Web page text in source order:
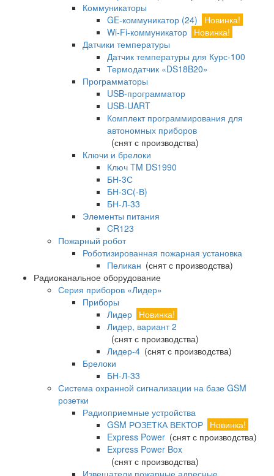
Коммуникаторы
GE-коммуникатор (24)
Новинка!
Wi-Fi-коммуникатор Новинка!
Датчики температуры
Датчик температуры для Курс-100
Термодатчик «DS18B20»
Программаторы
USB-программатор
USB-UART
Комплект программирования для
автономных приборов
(снят с производства)
Ключи и брелоки
Ключ TM DS1990
БН-3С
БН-3С(-В)
БН-Л-33
Элементы питания
CR123
Пожарный робот
Роботизированная пожарная установка
Пеликан (снят с производства)
Радиоканальное оборудование
Серия приборов «Лидер»
Приборы
Лидер Новинка!
Лидер, вариант 2
(снят с производства)
Лидер-4 (снят с производства)
Брелоки
БН-Л-33
Система охранной сигнализации на базе GSM
розетки
Радиоприемные устройства
GSM РОЗЕТКА ВЕКТОР Новинка!
Express Power (снят с производства)
Express Power Box
(снят с производства)
Извещатели пожарные адресные